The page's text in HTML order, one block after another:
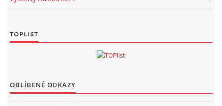
TOPLIST
OBLÍBENÉ ODKAZY